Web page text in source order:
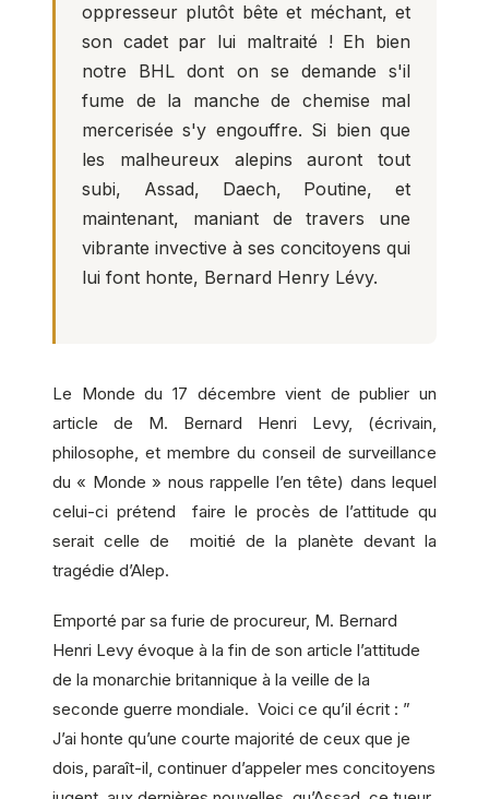
oppresseur plutôt bête et méchant, et
son cadet par lui maltraité ! Eh bien
notre BHL dont on se demande s'il
fume de la manche de chemise mal
mercerisée s'y engouffre. Si bien que
les malheureux alepins auront tout
subi, Assad, Daech, Poutine, et
maintenant, maniant de travers une
vibrante invective à ses concitoyens qui
lui font honte, Bernard Henry Lévy.
Le Monde du 17 décembre vient de publier un
article de M. Bernard Henri Levy, (écrivain,
philosophe, et membre du conseil de surveillance
du « Monde » nous rappelle l’en tête) dans lequel
celui-ci prétend faire le procès de l’attitude qu
serait celle de moitié de la planète devant la
tragédie d’Alep.
Emporté par sa furie de procureur, M. Bernard
Henri Levy évoque à la fin de son article l’attitude
de la monarchie britannique à la veille de la
seconde guerre mondiale. Voici ce qu’il écrit : ”
J’ai honte qu’une courte majorité de ceux que je
dois, paraît-il, continuer d’appeler mes concitoyens